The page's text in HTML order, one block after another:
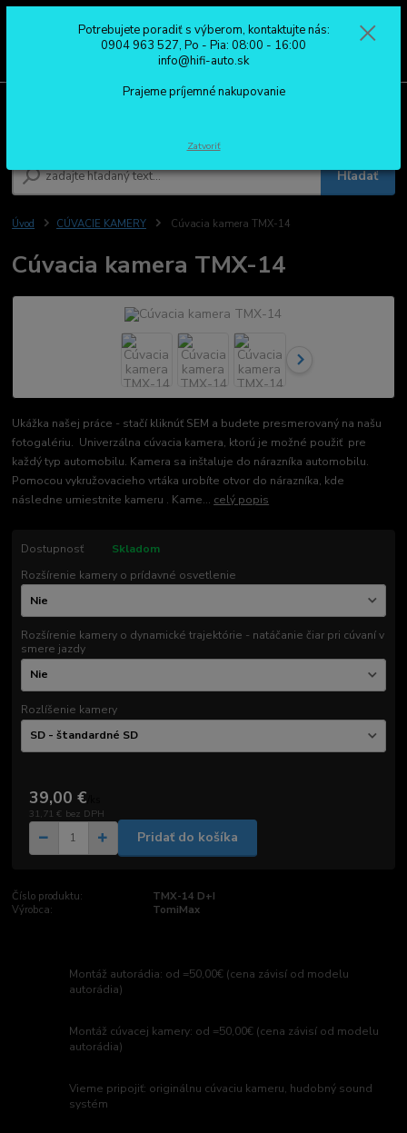
Hľadať
0904 963 527
Po - Pia: 08:00 - 16:00
Úvod CÚVACIE KAMERY Cúvacia kamera TMX-14
Cúvacia kamera TMX-14
Ukážka našej práce - stačí kliknúť SEM a budete presmerovaný na našu
fotogalériu. Univerzálna cúvacia kamera, ktorú je možné použiť pre
každý typ automobilu. Kamera sa inštaluje do nárazníka automobilu.
Pomocou vykružovacieho vrtáka urobíte otvor do nárazníka, kde
následne umiestnite kameru . Kame... celý popis
Dostupnosť
Skladom
Rozšírenie kamery o prídavné osvetlenie
Rozšírenie kamery o dynamické trajektórie - natáčanie čiar pri cúvaní v
smere jazdy
Rozlíšenie kamery
39,00 €
31,71 € bez DPH
Pridať do košíka
Číslo produktu:
TMX-14 D+I
Výrobca:
TomiMax
Montáž autorádia: od =50,00€ (cena závisí od modelu
autorádia)
Montáž cúvacej kamery: od =50,00€ (cena závisí od modelu
autorádia)
Vieme pripojiť: originálnu cúvaciu kameru, hudobný sound
systém
Potrebujete poradiť s výberom, kontaktujte nás:
0904 963 527, Po - Pia: 08:00 - 16:00
info@hifi-auto.sk
Prajeme príjemné nakupovanie
Zatvoriť